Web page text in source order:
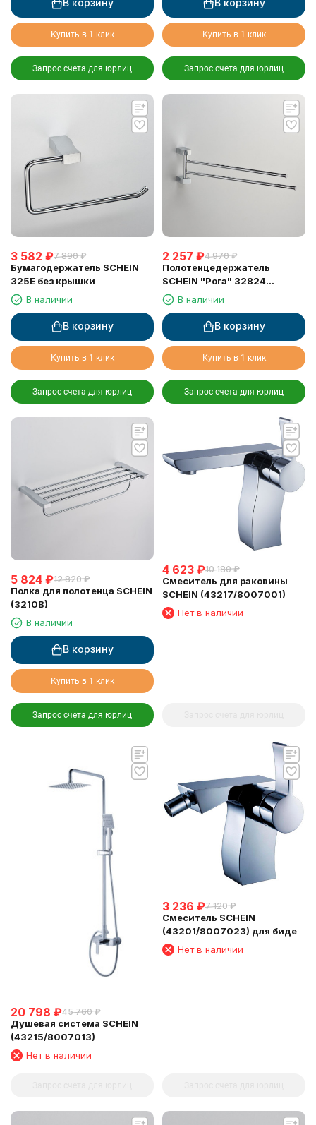
В корзину
Купить в 1 клик
Запрос счета для юрлиц
В корзину
Купить в 1 клик
Запрос счета для юрлиц
3 582 ₽7 890 ₽
Бумагодержатель SCHEIN
325E без крышки
В наличии
В корзину
Купить в 1 клик
Запрос счета для юрлиц
2 257 ₽4 970 ₽
Полотенцедержатель
SCHEIN "Рога" 32824
двойные
В наличии
В корзину
Купить в 1 клик
Запрос счета для юрлиц
5 824 ₽12 820 ₽
Полка для полотенца SCHEIN
(3210B)
В наличии
В корзину
Купить в 1 клик
Запрос счета для юрлиц
4 623 ₽10 180 ₽
Смеситель для раковины
SCHEIN (43217/8007001)
Нет в наличии
20 798 ₽45 760 ₽
Душевая система SCHEIN
(43215/8007013)
Нет в наличии
3 236 ₽7 120 ₽
Смеситель SCHEIN
(43201/8007023) для биде
Нет в наличии